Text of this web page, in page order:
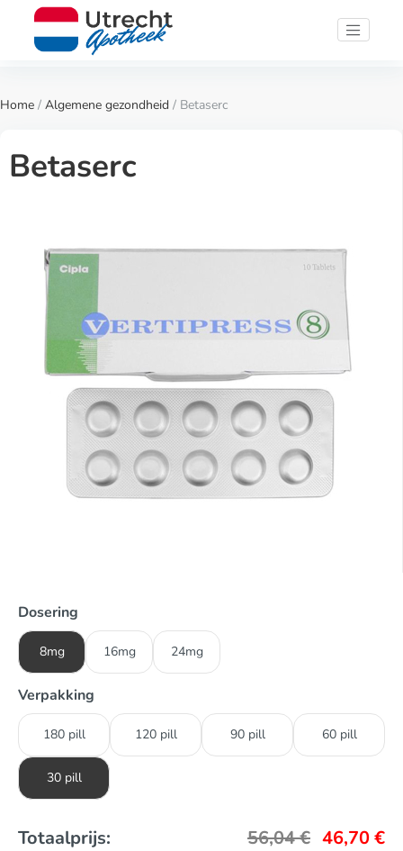
Home / Algemene gezondheid / Betaserc
Betaserc
Dosering
8mg 16mg 24mg
Verpakking
180 pill 120 pill 90 pill 60 pill
30 pill
Totaalprijs: 56,04€ 46,70€